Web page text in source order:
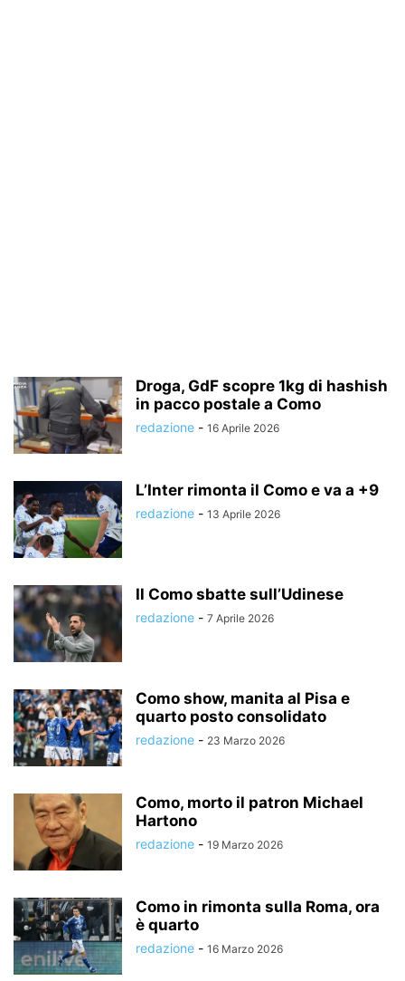
Droga, GdF scopre 1kg di hashish
in pacco postale a Como
redazione - 16 Aprile 2026
L’Inter rimonta il Como e va a +9
redazione - 13 Aprile 2026
Il Como sbatte sull’Udinese
redazione - 7 Aprile 2026
Como show, manita al Pisa e
quarto posto consolidato
redazione - 23 Marzo 2026
Como, morto il patron Michael
Hartono
redazione - 19 Marzo 2026
Como in rimonta sulla Roma, ora
è quarto
redazione - 16 Marzo 2026